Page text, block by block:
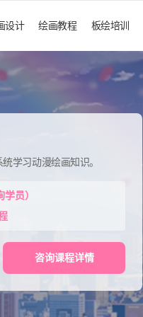
设计 绘画教程 板绘培训
学习动漫绘画知识。
员）
咨询课程详情